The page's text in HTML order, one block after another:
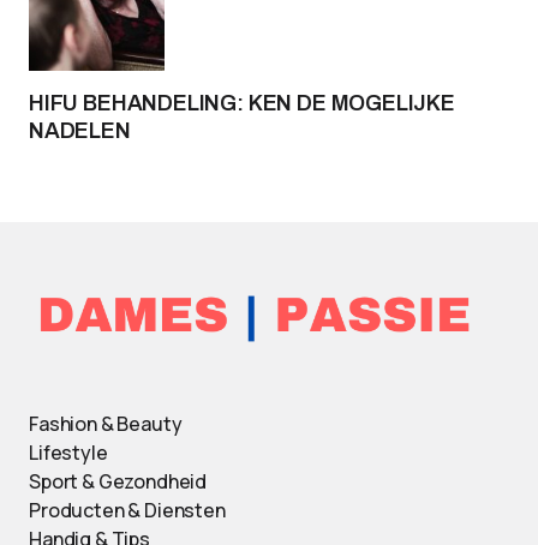
HIFU BEHANDELING: KEN DE MOGELIJKE
NADELEN
Fashion & Beauty
Lifestyle
Sport & Gezondheid
Producten & Diensten
Handig & Tips